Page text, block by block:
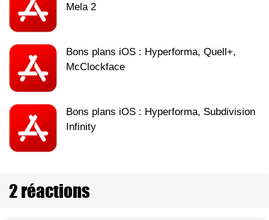
Mela 2
Bons plans iOS : Hyperforma, Quell+,
McClockface
Bons plans iOS : Hyperforma, Subdivision
Infinity
2 réactions